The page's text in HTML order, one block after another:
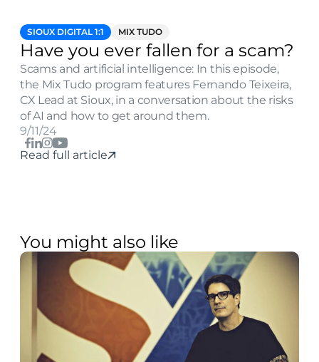
SIOUX DIGITAL 1:1 MIX TUDO
Have you ever fallen for a scam?
Scams and artificial intelligence: In this episode,
the Mix Tudo program features Fernando Teixeira,
CX Lead at Sioux, in a conversation about the risks
of AI and how to get around them.
9/11/24
Read full article
You might also like